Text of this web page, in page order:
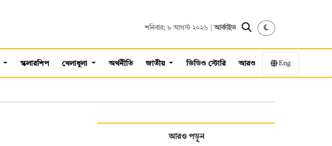
শনিবার; ৮ আগস্ট ২০২৬ |আর্কাইভ
স্কলারশিপ খেলাধুলা অর্থনীতি জাতীয় ভিডিও স্টোরি আরও Eng
আরও পড়ুন